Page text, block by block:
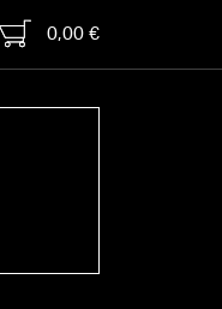
0,00 €